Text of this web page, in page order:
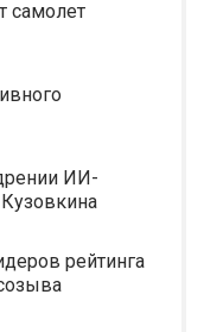
самолет
ИИ-
рейтинга